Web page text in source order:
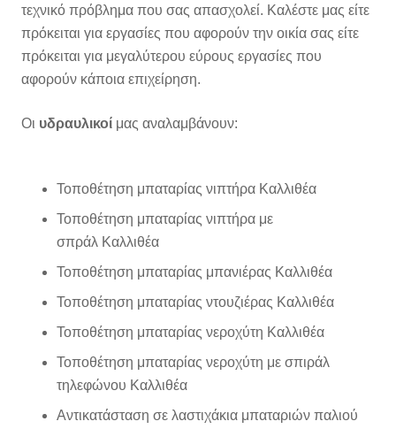
τεχνικό πρόβλημα που σας απασχολεί. Καλέστε μας είτε
πρόκειται για εργασίες που αφορούν την οικία σας είτε
πρόκειται για μεγαλύτερου εύρους εργασίες που
αφορούν κάποια επιχείρηση.
Οι υδραυλικοί μας αναλαμβάνουν:
Τοποθέτηση μπαταρίας νιπτήρα Καλλιθέα
Τοποθέτηση μπαταρίας νιπτήρα με
σπράλ Καλλιθέα
Τοποθέτηση μπαταρίας μπανιέρας Καλλιθέα
Τοποθέτηση μπαταρίας ντουζιέρας Καλλιθέα
Τοποθέτηση μπαταρίας νεροχύτη Καλλιθέα
Τοποθέτηση μπαταρίας νεροχύτη με σπιράλ
τηλεφώνου Καλλιθέα
Αντικατάσταση σε λαστιχάκια μπαταριών παλιού